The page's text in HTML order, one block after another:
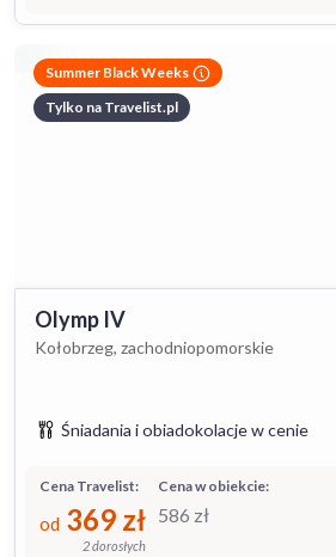
Summer Black Weeks
Tylko na Travelist.pl
Olymp IV
Kołobrzeg, zachodniopomorskie
Śniadania i obiadokolacje w cenie
Cena w obiekcie:
586 zł
Cena Travelist:
od 369 zł
2 dorosłych